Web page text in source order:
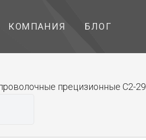
КОМПАНИЯ БЛОГ
прецизионные С2-29